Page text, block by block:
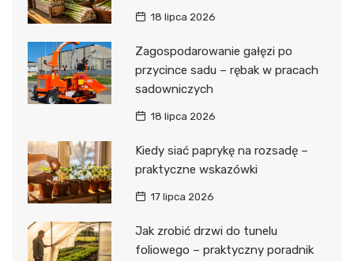
18 lipca 2026
Zagospodarowanie gałęzi po
przycince sadu – rębak w pracach
sadowniczych
18 lipca 2026
Kiedy siać paprykę na rozsadę –
praktyczne wskazówki
17 lipca 2026
Jak zrobić drzwi do tunelu
foliowego – praktyczny poradnik